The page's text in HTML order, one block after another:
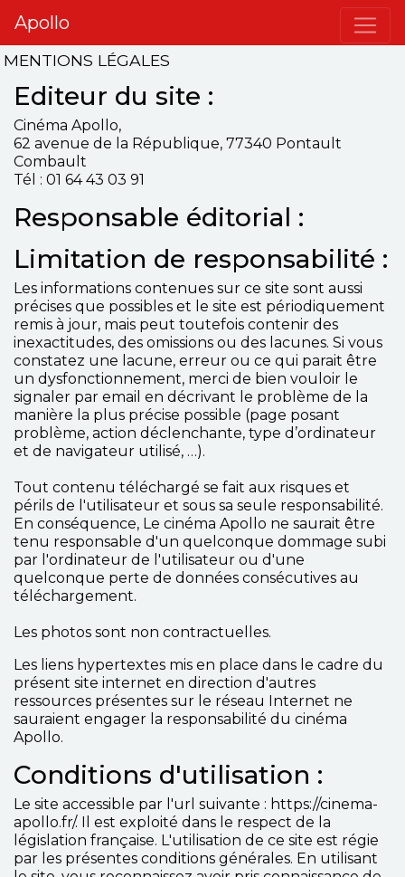
Apollo
MENTIONS LÉGALES
Editeur du site :
Cinéma Apollo,
62 avenue de la République, 77340 Pontault
Combault
Tél : 01 64 43 03 91
Responsable éditorial :
Limitation de responsabilité :
Les informations contenues sur ce site sont aussi
précises que possibles et le site est périodiquement
remis à jour, mais peut toutefois contenir des
inexactitudes, des omissions ou des lacunes. Si vous
constatez une lacune, erreur ou ce qui parait être
un dysfonctionnement, merci de bien vouloir le
signaler par email en décrivant le problème de la
manière la plus précise possible (page posant
problème, action déclenchante, type d’ordinateur
et de navigateur utilisé, …).
Tout contenu téléchargé se fait aux risques et
périls de l'utilisateur et sous sa seule responsabilité.
En conséquence, Le cinéma Apollo ne saurait être
tenu responsable d'un quelconque dommage subi
par l'ordinateur de l'utilisateur ou d'une
quelconque perte de données consécutives au
téléchargement.
Les photos sont non contractuelles.
Les liens hypertextes mis en place dans le cadre du
présent site internet en direction d'autres
ressources présentes sur le réseau Internet ne
sauraient engager la responsabilité du cinéma
Apollo.
Conditions d'utilisation :
Le site accessible par l'url suivante : https://cinema-
apollo.fr/. Il est exploité dans le respect de la
législation française. L'utilisation de ce site est régie
par les présentes conditions générales. En utilisant